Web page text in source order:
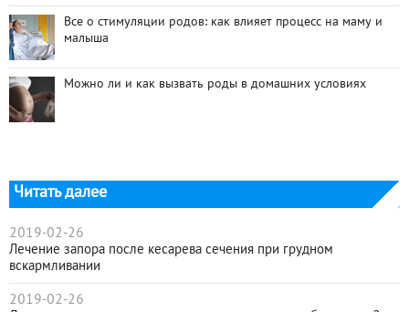
Все о стимуляции родов: как влияет процесс на маму и
малыша
Можно ли и как вызвать роды в домашних условиях
Читать далее
2019-02-26
Лечение запора после кесарева сечения при грудном
вскармливании
2019-02-26